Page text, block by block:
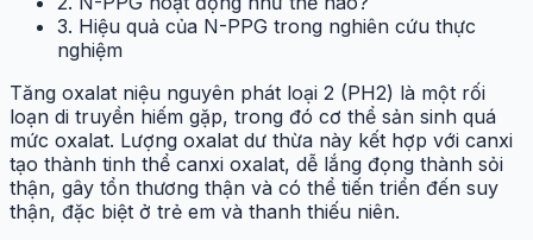
3. Hiệu quả của N-PPG trong nghiên cứu thực
nghiệm
Tăng oxalat niệu nguyên phát loại 2 (PH2) là một rối
loạn di truyền hiếm gặp, trong đó cơ thể sản sinh quá
mức oxalat. Lượng oxalat dư thừa này kết hợp với canxi
tạo thành tinh thể canxi oxalat, dễ lắng đọng thành sỏi
thận, gây tổn thương thận và có thể tiến triển đến suy
thận, đặc biệt ở trẻ em và thanh thiếu niên.